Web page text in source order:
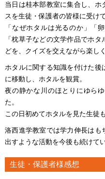
当日は桂本部教室に集合し、ホ
スを生徒・保護者の皆様に受け
「なぜホタルは光るのか」「
「枕草子などの文学作品でホ
どを、クイズを交えながら楽し
ホタルに関する知識を付けた後
に移動し、ホタルを観賞。
夜の静かな川のほとりにゆら
た。
この日初めてホタルを見た生徒
洛西進学教室では学力伸長はも
出すような活動を今後も続けて
生徒・保護者様感想